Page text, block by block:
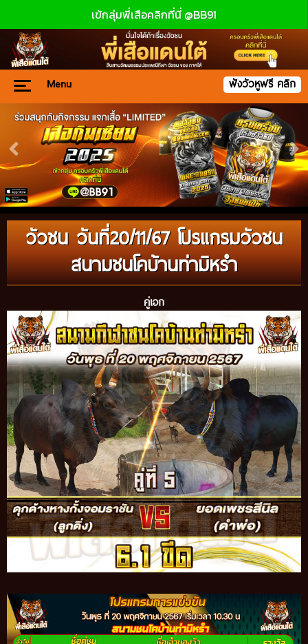
เข้กลุ่มพี่เสือคลิกที่นี่ @BB91
Menu ฟังวัวหูฟรี คลิก
วัวชน วันที่20/11/67 โปรแกรมวัวชน
สนามชนโคบ้านท่ามิหรำ
คู่เอก